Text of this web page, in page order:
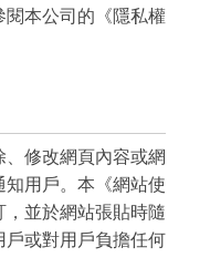
閱本公司的《隱私權
修改網頁內容或網
用戶。本《網站使
，並於網站張貼時隨
戶或對用戶負擔任何